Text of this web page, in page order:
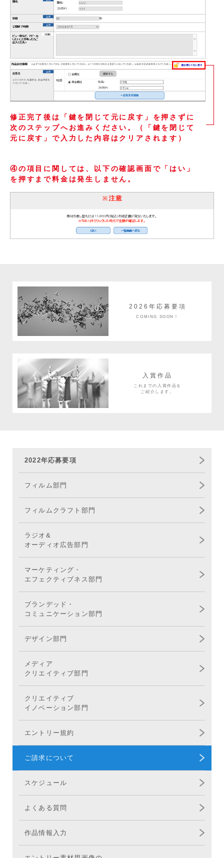
修正完了後は「鍵を閉じて元に戻す」を押さずに
次のステップへお進みください。（「鍵を閉じて
元に戻す」で入力した内容はクリアされます）
④の項目に関しては、以下の確認画面で「はい」
を押すまで料金は発生しません。
2026年応募要項
COMING SOON！
入賞作品
これまでの入賞作品を
ご紹介します。
2022年応募要項
フィルム部門
フィルムクラフト部門
ラジオ&
オーディオ広告部門
マーケティング・
エフェクティブネス部門
ブランデッド・
コミュニケーション部門
デザイン部門
メディア
クリエイティブ部門
クリエイティブ
イノベーション部門
エントリー規約
ご請求について
スケジュール
よくある質問
作品情報入力